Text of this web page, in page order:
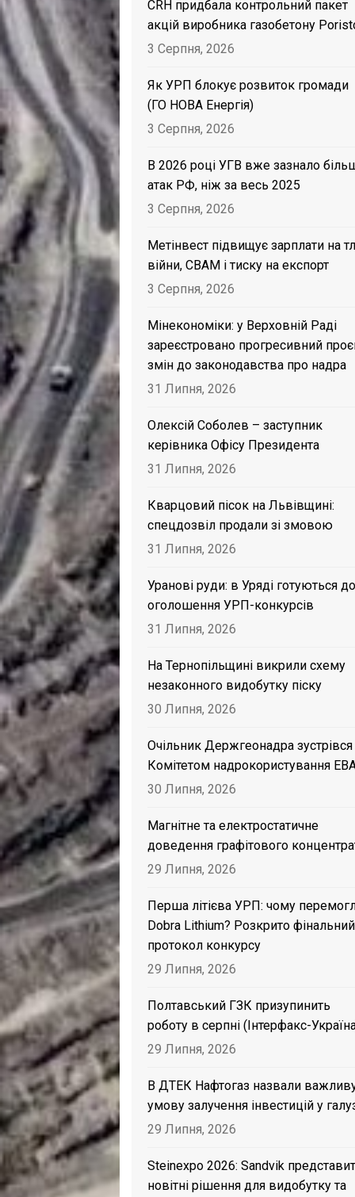
CRH придбала контрольний пакет
акцій виробника газобетону
3 Серпня, 2026
Як УРП блокує розвиток громади
(ГО НОВА Енергія)
3 Серпня, 2026
В 2026 році УГВ вже зазнало
атак РФ, ніж за весь 2025
3 Серпня, 2026
Метінвест підвищує зарплати на
війни, CBAM і тиску на експорт
3 Серпня, 2026
Мінекономіки: у Верховній Раді
зареєстровано прогресивний
змін до законодавства про надра
31 Липня, 2026
Олексій Соболев – заступник
керівника Офісу Президента
31 Липня, 2026
Кварцовий пісок на Львівщині:
спецдозвіл продали зі змовою
31 Липня, 2026
Уранові руди: в Уряді готуються до
оголошення УРП-конкурсів
31 Липня, 2026
На Тернопільщині викрили схему
незаконного видобутку піску
30 Липня, 2026
Очільник Держгеонадра зустрівся
Комітетом надрокористування
30 Липня, 2026
Магнітне та електростатичне
доведення графітового
29 Липня, 2026
Перша літієва УРП: чому
Dobra Lithium? Розкрито фінальний
протокол конкурсу
29 Липня, 2026
Полтавський ГЗК призупинить
роботу в серпні (Інтерфакс-
29 Липня, 2026
В ДТЕК Нафтогаз назвали
умову залучення інвестицій у
29 Липня, 2026
Steinexpo 2026: Sandvik
новітні рішення для видобутку та